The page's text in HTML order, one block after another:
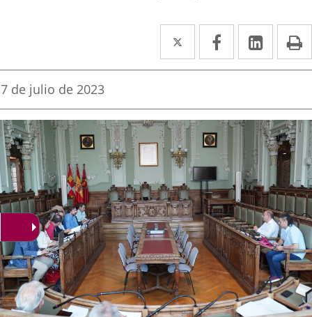
Twitter
Enlace
a
aplicación
externa.
Facebook
Enlace
a
aplicación
externa.
Enlace
a
Fecha
la
noticia
7 de julio de 2023